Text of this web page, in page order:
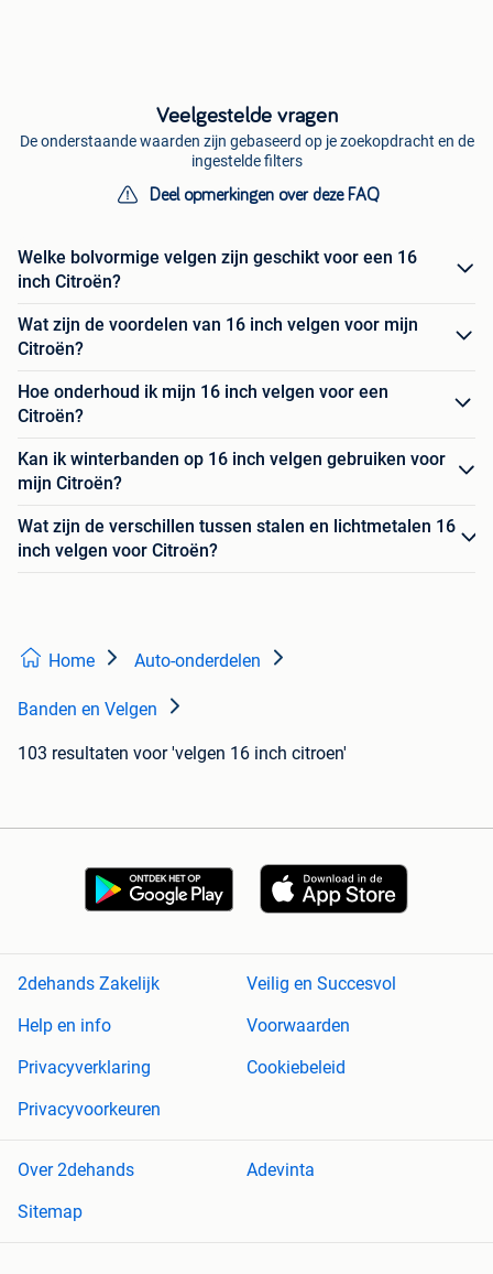
Veelgestelde vragen
De onderstaande waarden zijn gebaseerd op je zoekopdracht en de
ingestelde filters
Deel opmerkingen over deze FAQ
Welke bolvormige velgen zijn geschikt voor een 16
inch Citroën?
Wat zijn de voordelen van 16 inch velgen voor mijn
Citroën?
Hoe onderhoud ik mijn 16 inch velgen voor een
Citroën?
Kan ik winterbanden op 16 inch velgen gebruiken voor
mijn Citroën?
Wat zijn de verschillen tussen stalen en lichtmetalen 16
inch velgen voor Citroën?
Home Auto-onderdelen
Banden en Velgen
103 resultaten voor 'velgen 16 inch citroen'
2dehands Zakelijk
Veilig en Succesvol
Help en info
Voorwaarden
Privacyverklaring
Cookiebeleid
Privacyvoorkeuren
Over 2dehands
Adevinta
Sitemap